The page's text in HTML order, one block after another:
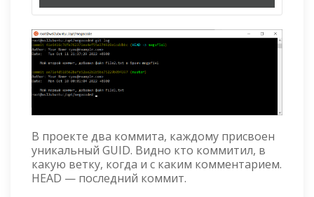
В проекте два коммита, каждому присвоен
уникальный GUID. Видно кто коммитил, в
какую ветку, когда и с каким комментарием.
HEAD — последний коммит.